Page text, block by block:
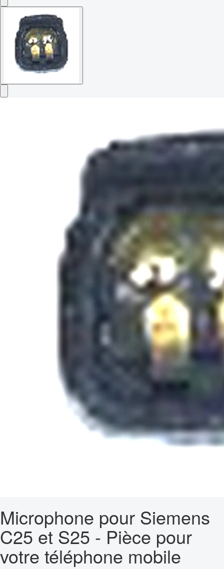
Microphone pour Siemens
C25 et S25 - Pièce pour
votre téléphone mobile